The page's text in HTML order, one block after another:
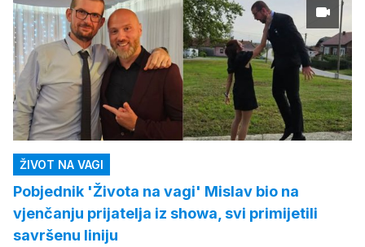
ŽIVOT NA VAGI
Pobjednik 'Života na vagi' Mislav bio na
vjenčanju prijatelja iz showa, svi primijetili
savršenu liniju